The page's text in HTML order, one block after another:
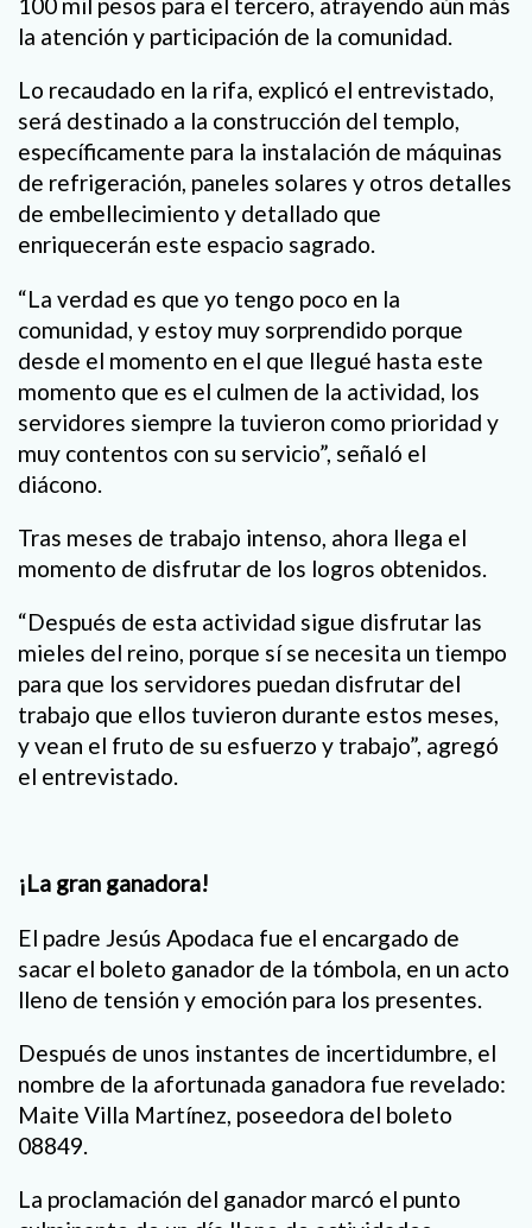
100 mil pesos para el tercero, atrayendo aún más
la atención y participación de la comunidad.
Lo recaudado en la rifa, explicó el entrevistado,
será destinado a la construcción del templo,
específicamente para la instalación de máquinas
de refrigeración, paneles solares y otros detalles
de embellecimiento y detallado que
enriquecerán este espacio sagrado.
“La verdad es que yo tengo poco en la
comunidad, y estoy muy sorprendido porque
desde el momento en el que llegué hasta este
momento que es el culmen de la actividad, los
servidores siempre la tuvieron como prioridad y
muy contentos con su servicio”, señaló el
diácono.
Tras meses de trabajo intenso, ahora llega el
momento de disfrutar de los logros obtenidos.
“Después de esta actividad sigue disfrutar las
mieles del reino, porque sí se necesita un tiempo
para que los servidores puedan disfrutar del
trabajo que ellos tuvieron durante estos meses,
y vean el fruto de su esfuerzo y trabajo”, agregó
el entrevistado.
¡La gran ganadora!
El padre Jesús Apodaca fue el encargado de
sacar el boleto ganador de la tómbola, en un acto
lleno de tensión y emoción para los presentes.
Después de unos instantes de incertidumbre, el
nombre de la afortunada ganadora fue revelado:
Maite Villa Martínez, poseedora del boleto
08849.
La proclamación del ganador marcó el punto